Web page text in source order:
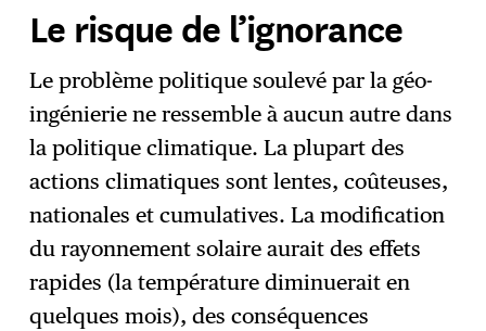
Le risque de l’ignorance
Le problème politique soulevé par la géo-
ingénierie ne ressemble à aucun autre dans
la politique climatique. La plupart des
actions climatiques sont lentes, coûteuses,
nationales et cumulatives. La modification
du rayonnement solaire aurait des effets
rapides (la température diminuerait en
quelques mois), des conséquences